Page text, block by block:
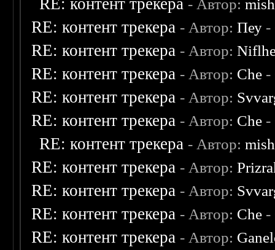
RE: контент трекера - Автор:
RE: контент трекера - Автор:Пеу -
RE: контент трекера - Автор:
RE: контент трекера - Автор: Che -
RE: контент трекера - Автор:
RE: контент трекера - Автор: Che -
RE: контент трекера - Автор:
RE: контент трекера - Автор:
RE: контент трекера - Автор:
RE: контент трекера - Автор: Che -
RE: контент трекера - Автор: